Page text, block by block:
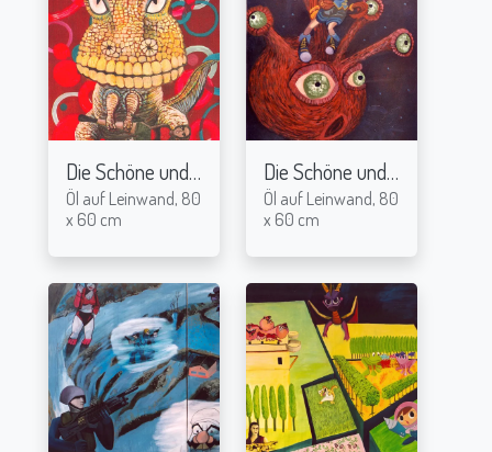
Die Schöne und das Biest II 2004
Öl auf Leinwand, 80
x 60 cm
Die Schöne und das Biest-I
Öl auf Leinwand, 80
x 60 cm